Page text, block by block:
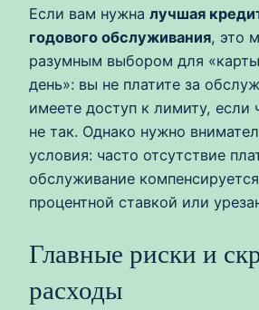
Если вам нужна лучшая
годового обслуживания, это
разумным выбором для
день»: вы не платите за
имеете доступ к лимиту, если
не так. Однако нужно
условия: часто отсутствие
обслуживание
процентной ставкой или
Главные риски и
расходы